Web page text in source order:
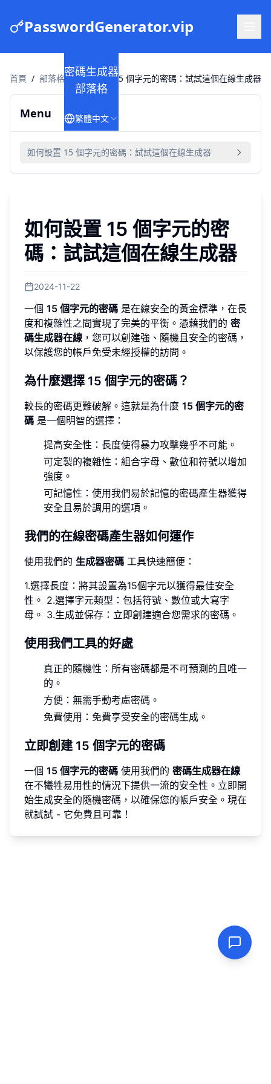
PasswordGenerator.vip
密碼生成器
部落格
繁體中文
首頁 / 部落格 / 如何設置 15 個字元的密碼：試試這個在線生成器
Menu
如何設置 15 個字元的密碼：試試這個在線生成器
如何設置 15 個字元的密
碼：試試這個在線生成器
2024-11-22
一個 15 個字元的密碼 是在線安全的黃金標準，在長
度和複雜性之間實現了完美的平衡。憑藉我們的 密
碼生成器在線 ，您可以創建強、隨機且安全的密碼，
以保護您的帳戶免受未經授權的訪問。
為什麼選擇 15 個字元的密碼？
較長的密碼更難破解。這就是為什麼 15 個字元的密
碼 是一個明智的選擇：
提高安全性：長度使得暴力攻擊幾乎不可能。
可定製的複雜性：組合字母、數位和符號以增加
強度。
可記憶性：使用我們易於記憶的密碼產生器獲得
安全且易於調用的選項。
我們的在線密碼產生器如何運作
使用我們的 生成器密碼 工具快速簡便：
1.選擇長度：將其設置為15個字元以獲得最佳安全
性。 2.選擇字元類型：包括符號、數位或大寫字
母。 3.生成並保存：立即創建適合您需求的密碼。
使用我們工具的好處
真正的隨機性：所有密碼都是不可預測的且唯一
的。
方便：無需手動考慮密碼。
免費使用：免費享受安全的密碼生成。
立即創建 15 個字元的密碼
一個 15 個字元的密碼 使用我們的 密碼生成器在線
在不犧牲易用性的情況下提供一流的安全性。立即開
始生成安全的隨機密碼，以確保您的帳戶安全。現在
就試試 - 它免費且可靠！